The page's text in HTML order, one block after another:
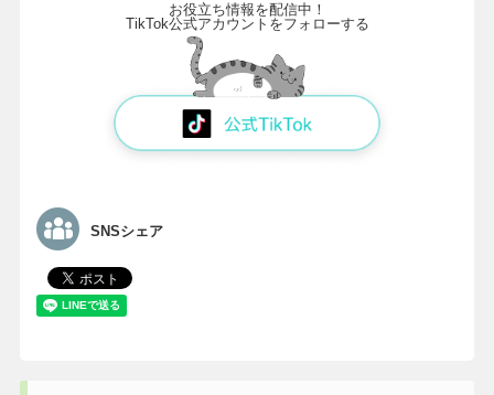
お役立ち情報を配信中！
TikTok公式アカウントをフォローする
SNSシェア